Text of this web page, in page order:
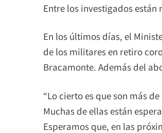
Entre los investigados
En los últimos días, el
de los militares en retiro
Bracamonte. Además del
“Lo cierto es que son más
Muchas de ellas están
Esperamos que, en las